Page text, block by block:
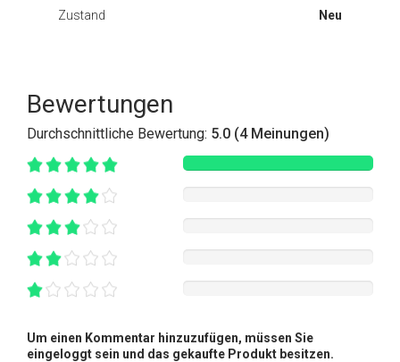
Zustand Neu
Bewertungen
Durchschnittliche Bewertung: 5.0 (4 Meinungen)
Um einen Kommentar hinzuzufügen, müssen Sie
eingeloggt sein und das gekaufte Produkt besitzen.